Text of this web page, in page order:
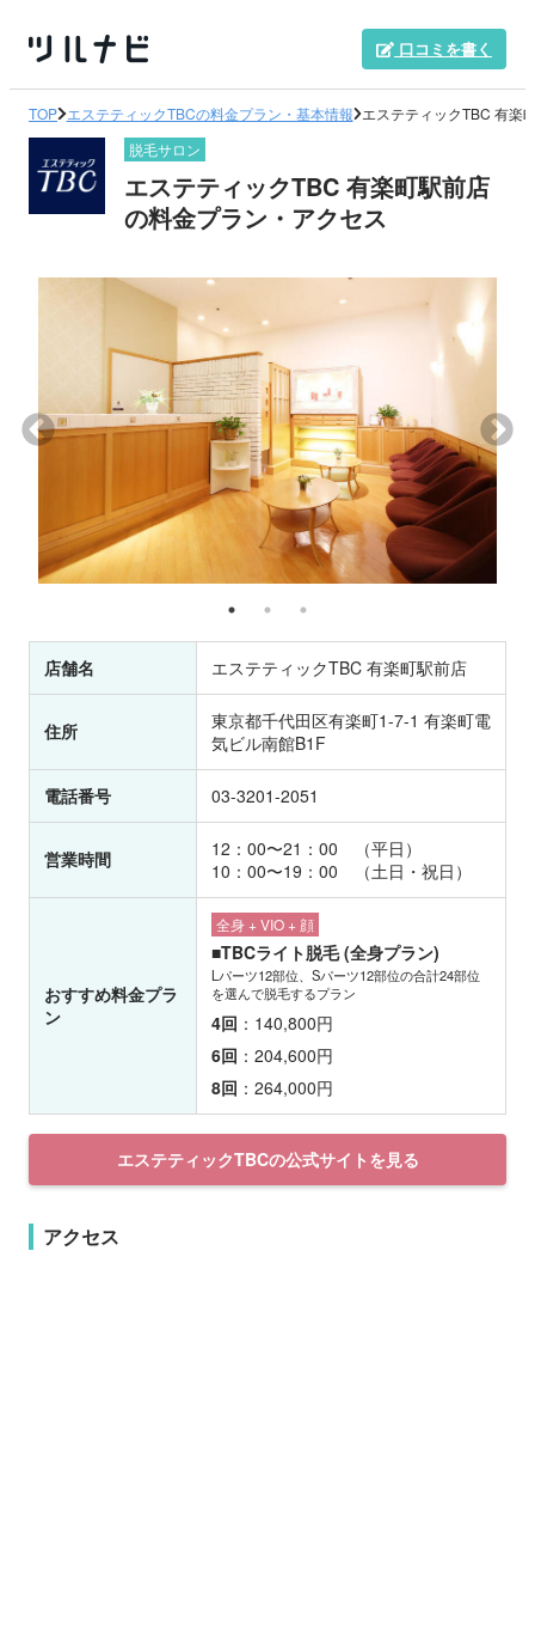
口コミを書く
TOP エステティックTBCの料金プラン・基本情報 エステティックTBC 有楽
脱毛サロン
エステティックTBC 有楽町駅前店
の料金プラン・アクセス
店舗名 エステティックTBC 有楽町駅前店
住所
東京都千代田区有楽町1-7-1 有楽町電
気ビル南館B1F
電話番号 03-3201-2051
営業時間
12：00〜21：00 （平日）
10：00〜19：00 （土日・祝日）
おすすめ料金プラ
ン
全身 + VIO + 顔
■TBCライト脱毛 (全身プラン)
Lパーツ12部位、Sパーツ12部位の合計24部位
を選んで脱毛するプラン
4回 ：140,800円
6回 ：204,600円
8回 ：264,000円
エステティックTBCの公式サイトを見る
アクセス